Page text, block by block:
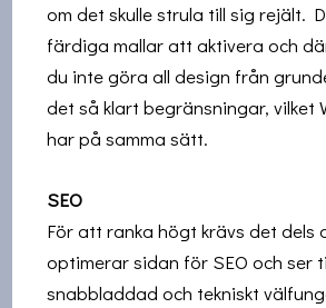
om det skulle strula till sig rejält.
färdiga mallar att aktivera och
du inte göra all design från
det så klart begränsningar, vilket
har på samma sätt.
SEO
För att ranka högt krävs det dels
optimerar sidan för SEO och ser
snabbladdad och tekniskt